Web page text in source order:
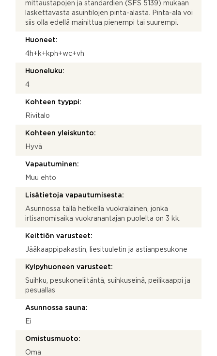
mittaustapojen ja standardien (SFS 5139) mukaan
laskettavasta asuintilojen pinta-alasta. Pinta-ala voi
siis olla edellä mainittua pienempi tai suurempi.
Huoneet:
4h+k+kph+wc+vh
Huoneluku:
4
Kohteen tyyppi:
Rivitalo
Kohteen yleiskunto:
Hyvä
Vapautuminen:
Muu ehto
Lisätietoja vapautumisesta:
Asunnossa tällä hetkellä vuokralainen, jonka
irtisanomisaika vuokranantajan puolelta on 3 kk.
Keittiön varusteet:
Jääkaappipakastin, liesituuletin ja astianpesukone
Kylpyhuoneen varusteet:
Suihku, pesukoneliitäntä, suihkuseinä, peilikaappi ja
pesuallas
Asunnossa sauna:
Ei
Omistusmuoto:
Oma